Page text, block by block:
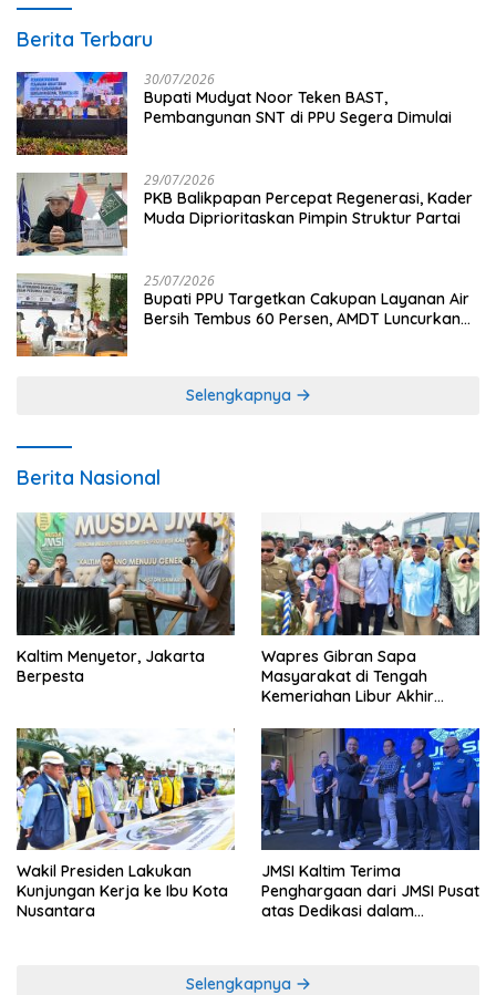
Berita Terbaru
30/07/2026
Bupati Mudyat Noor Teken BAST,
Pembangunan SNT di PPU Segera Dimulai
29/07/2026
PKB Balikpapan Percepat Regenerasi, Kader
Muda Diprioritaskan Pimpin Struktur Partai
25/07/2026
Bupati PPU Targetkan Cakupan Layanan Air
Bersih Tembus 60 Persen, AMDT Luncurkan
Selengkapnya
Berita Nasional
Kaltim Menyetor, Jakarta
Berpesta
Wapres Gibran Sapa
Masyarakat di Tengah
Kemeriahan Libur Akhir
Wakil Presiden Lakukan
Kunjungan Kerja ke Ibu Kota
Nusantara
JMSI Kaltim Terima
Penghargaan dari JMSI Pusat
atas Dedikasi dalam
Selengkapnya